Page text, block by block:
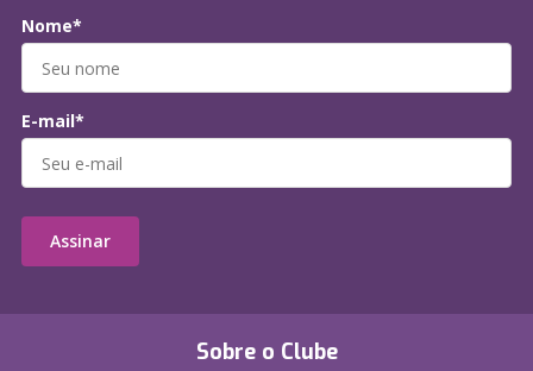
Sobre o Clube
Nome*
E-mail*
Assinar